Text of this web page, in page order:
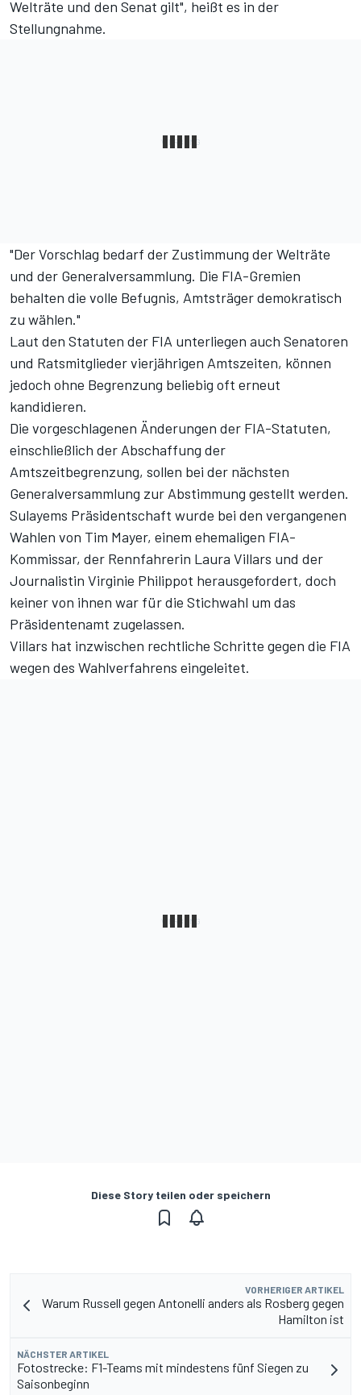
Welträte und den Senat gilt", heißt es in der
Stellungnahme.
"Der Vorschlag bedarf der Zustimmung der Welträte
und der Generalversammlung. Die FIA-Gremien
behalten die volle Befugnis, Amtsträger demokratisch
zu wählen."
Laut den Statuten der FIA unterliegen auch Senatoren
und Ratsmitglieder vierjährigen Amtszeiten, können
jedoch ohne Begrenzung beliebig oft erneut
kandidieren.
Die vorgeschlagenen Änderungen der FIA-Statuten,
einschließlich der Abschaffung der
Amtszeitbegrenzung, sollen bei der nächsten
Generalversammlung zur Abstimmung gestellt werden.
Sulayems Präsidentschaft wurde bei den vergangenen
Wahlen von Tim Mayer, einem ehemaligen FIA-
Kommissar, der Rennfahrerin Laura Villars und der
Journalistin Virginie Philippot herausgefordert, doch
keiner von ihnen war für die Stichwahl um das
Präsidentenamt zugelassen.
Villars hat inzwischen rechtliche Schritte gegen die FIA
wegen des Wahlverfahrens eingeleitet.
Diese Story teilen oder speichern
VORHERIGER ARTIKEL
Warum Russell gegen Antonelli anders als Rosberg gegen
Hamilton ist
NÄCHSTER ARTIKEL
Fotostrecke: F1-Teams mit mindestens fünf Siegen zu
Saisonbeginn